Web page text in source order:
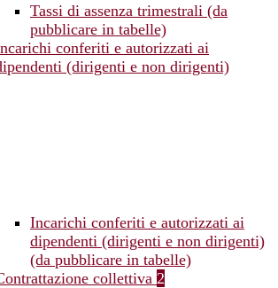
Tassi di assenza trimestrali (da
pubblicare in tabelle)
conferiti e autorizzati ai
(dirigenti e non dirigenti)
Incarichi conferiti e autorizzati ai
dipendenti (dirigenti e non dirigenti)
(da pubblicare in tabelle)
collettiva 2